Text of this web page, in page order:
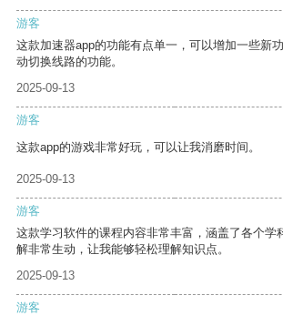
游客
这款加速器app的功能有点单一，可以增加一些新
动切换线路的功能。
2025-09-13
游客
这款app的游戏非常好玩，可以让我消磨时间。
2025-09-13
游客
这款学习软件的课程内容非常丰富，涵盖了各个学
解非常生动，让我能够轻松理解知识点。
2025-09-13
游客